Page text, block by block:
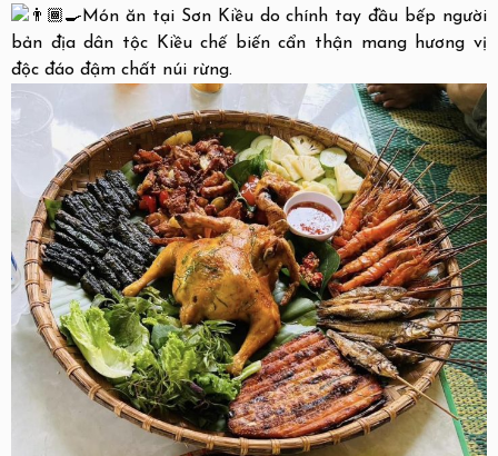
Món ăn tại Sơn Kiều do chính tay đầu bếp người
bản địa dân tộc Kiều chế biến cẩn thận mang hương vị
độc đáo đậm chất núi rừng.